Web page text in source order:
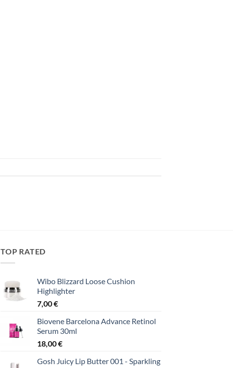
TOP RATED
Wibo Blizzard Loose Cushion
Highlighter
7,00€
Biovene Barcelona Advance Retinol
Serum 30ml
18,00€
Gosh Juicy Lip Butter 001 - Sparkling